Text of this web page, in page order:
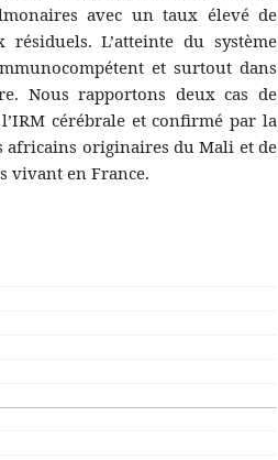
avec un taux élevé de
L’atteinte du système
et surtout dans
Nous rapportons deux cas de
cérébrale et confirmé par la
africains originaires du Mali et de
vivant en France.